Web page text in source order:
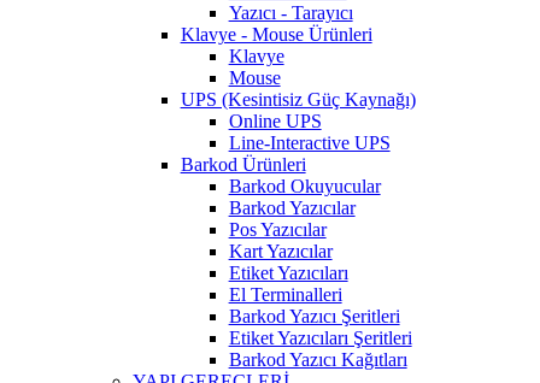
Yazıcı - Tarayıcı
Klavye - Mouse Ürünleri
Klavye
Mouse
UPS (Kesintisiz Güç Kaynağı)
Online UPS
Line-Interactive UPS
Barkod Ürünleri
Barkod Okuyucular
Barkod Yazıcılar
Pos Yazıcılar
Kart Yazıcılar
Etiket Yazıcıları
El Terminalleri
Barkod Yazıcı Şeritleri
Etiket Yazıcıları Şeritleri
Barkod Yazıcı Kağıtları